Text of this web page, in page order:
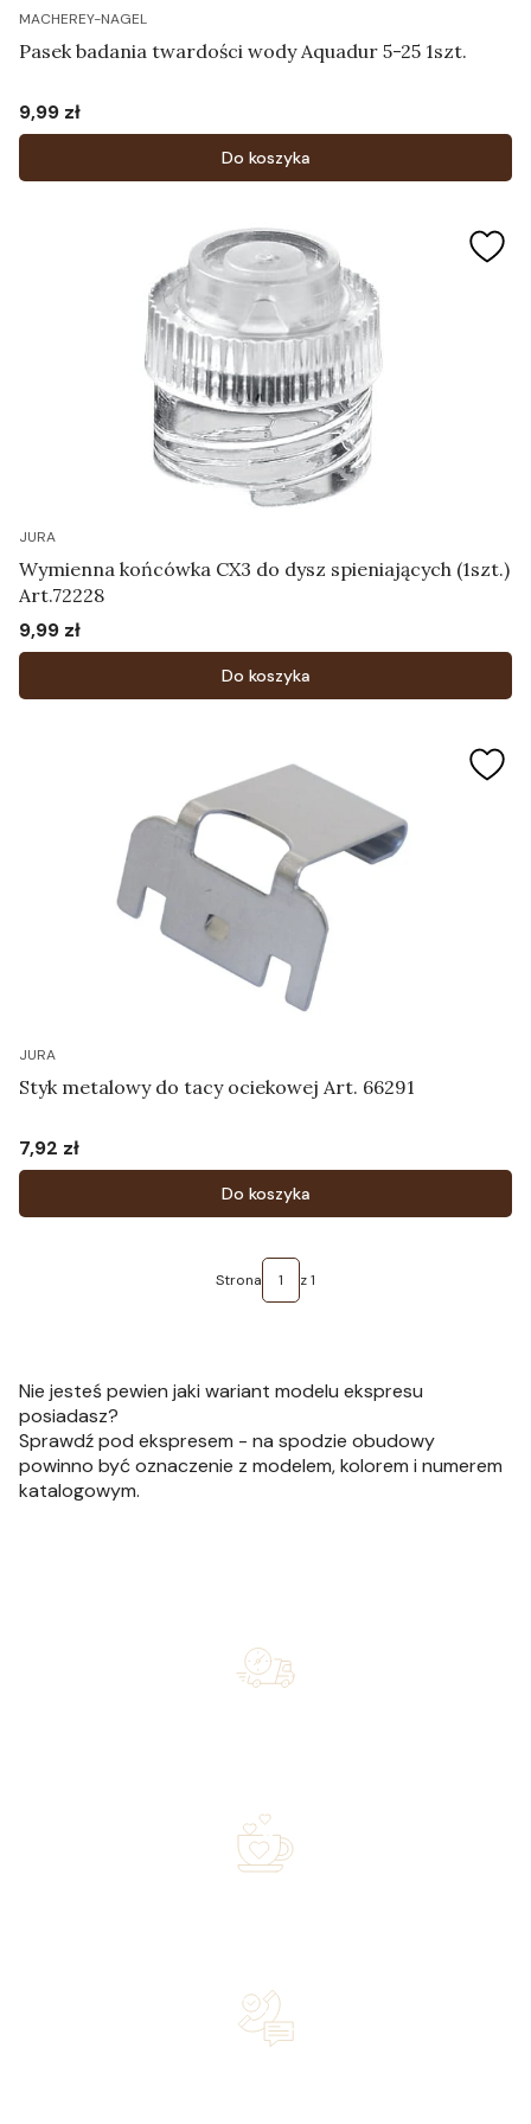
MACHEREY-NAGEL
Pasek badania twardości wody Aquadur 5-25 1szt.
Cena
9,99 zł
Do koszyka
JURA
Wymienna końcówka CX3 do dysz spieniających (1szt.)
Art.72228
Cena
9,99 zł
Do koszyka
JURA
Styk metalowy do tacy ociekowej Art. 66291
Cena
7,92 zł
Do koszyka
Strona z 1
Nie jesteś pewien jaki wariant modelu ekspresu
posiadasz?
Sprawdź pod ekspresem - na spodzie obudowy
powinno być oznaczenie z modelem, kolorem i numerem
katalogowym.